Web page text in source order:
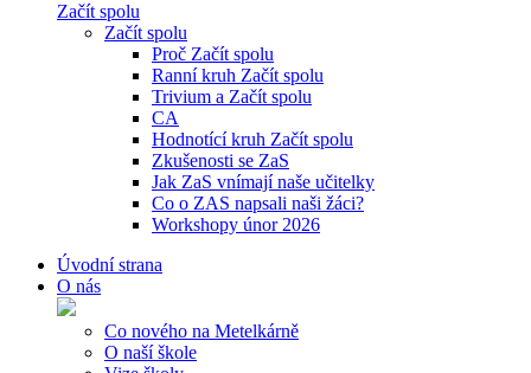
Začít spolu
Začít spolu
Proč Začít spolu
Ranní kruh Začít spolu
Trivium a Začít spolu
CA
Hodnotící kruh Začít spolu
Zkušenosti se ZaS
Jak ZaS vnímají naše učitelky
Co o ZAS napsali naši žáci?
Workshopy únor 2026
Úvodní strana
O nás
Co nového na Metelkárně
O naší škole